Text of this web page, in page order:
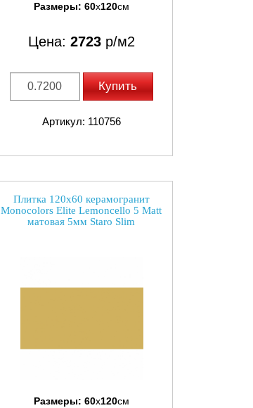
Размеры: 60x120см
Цена: 2723р/м2
Купить
Артикул: 110756
Плитка 120x60 керамогранит
Monocolors Elite Lemoncello 5 Matt
матовая 5мм Staro Slim
Размеры: 60x120см